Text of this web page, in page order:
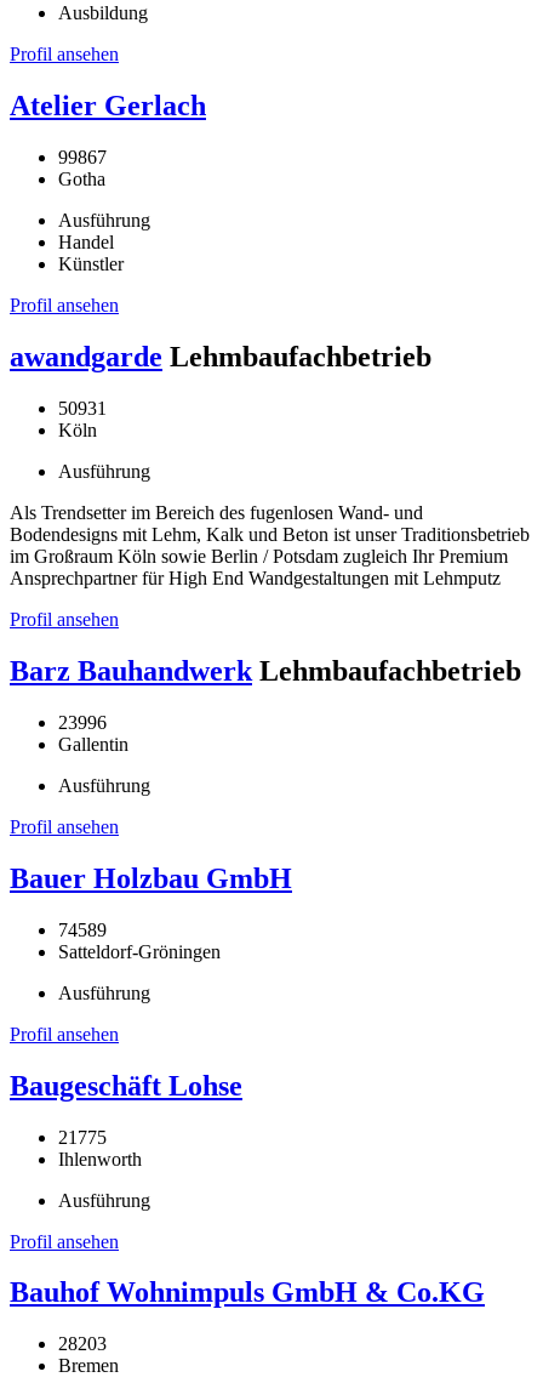
Ausbildung
Profil ansehen
Atelier Gerlach
99867
Gotha
Ausführung
Handel
Künstler
Profil ansehen
awandgarde Lehmbaufachbetrieb
50931
Köln
Ausführung
Als Trendsetter im Bereich des fugenlosen Wand- und
Bodendesigns mit Lehm, Kalk und Beton ist unser Traditionsbetrieb
im Großraum Köln sowie Berlin / Potsdam zugleich Ihr Premium
Ansprechpartner für High End Wandgestaltungen mit Lehmputz
Profil ansehen
Barz Bauhandwerk Lehmbaufachbetrieb
23996
Gallentin
Ausführung
Profil ansehen
Bauer Holzbau GmbH
74589
Satteldorf-Gröningen
Ausführung
Profil ansehen
Baugeschäft Lohse
21775
Ihlenworth
Ausführung
Profil ansehen
Bauhof Wohnimpuls GmbH & Co.KG
28203
Bremen